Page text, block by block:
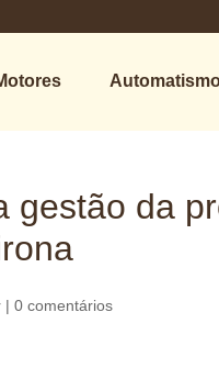
gestão da
|0 comentários